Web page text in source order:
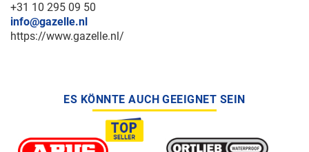
+31 10 295 09 50
info@gazelle.nl
https://www.gazelle.nl/
ES KÖNNTE AUCH GEEIGNET SEIN